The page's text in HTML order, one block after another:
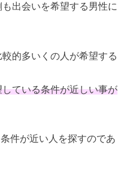
出会いを希望する男性に
的多いくの人が希望する
ている条件が近しい事が
件が近い人を探すのであ